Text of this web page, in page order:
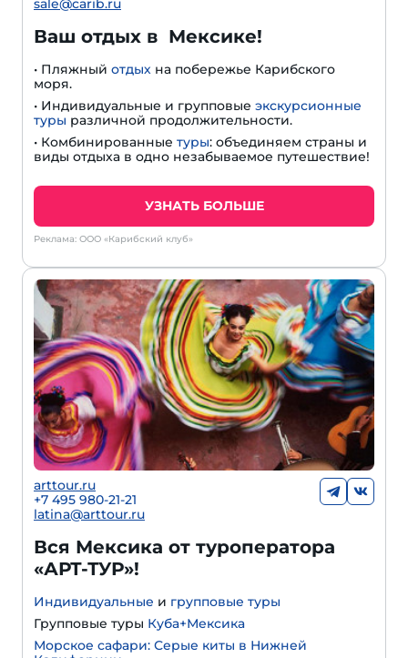
sale@carib.ru
Ваш отдых в Мексике!
• Пляжный отдых на побережье Карибского
моря.
• Индивидуальные и групповые экскурсионные
туры различной продолжительности.
• Комбинированные туры: объединяем страны и
виды отдыха в одно незабываемое путешествие!
УЗНАТЬ БОЛЬШЕ
Реклама: ООО «Карибский клуб»
arttour.ru
+7 495 980-21-21
latina@arttour.ru
Вся Мексика от туроператора
«АРТ-ТУР»!
Индивидуальные и групповые туры
Групповые туры Куба+Мексика
Морское сафари: Серые киты в Нижней